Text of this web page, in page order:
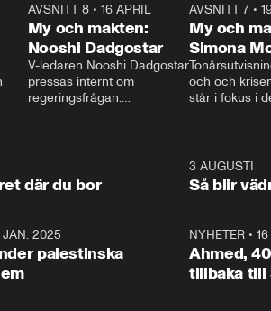
AVSNITT 8• 16 APRIL
My och makten:
Nooshi Dadgostar
V-ledaren Nooshi Dadgostar
pressas internt om
regeringsfrågan.
– Vi ställer upp i val. Ska vi
vara med så sitter vi förstås
AVSNITT 7•
My och
Simona
och och
står i fokus i
kommentator
Rohwedder
utbildnings-
Mohamsson
där du bor
3 AUGUSTI
Så blir
JAN. 2025
palestinska
NYHETER•
Ahmed,
tillbaka till